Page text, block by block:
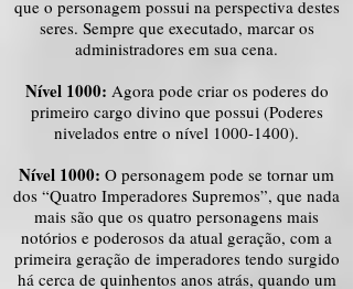
que o personagem possui na perspectiva destes
seres. Sempre que executado, marcar os
administradores em sua cena.
Nível 1000: Agora pode criar os poderes do
primeiro cargo divino que possui (Poderes
nivelados entre o nível 1000-1400).
Nível 1000: O personagem pode se tornar um
dos “Quatro Imperadores Supremos”, que nada
mais são que os quatro personagens mais
notórios e poderosos da atual geração, com a
primeira geração de imperadores tendo surgido
há cerca de quinhentos anos atrás, quando um